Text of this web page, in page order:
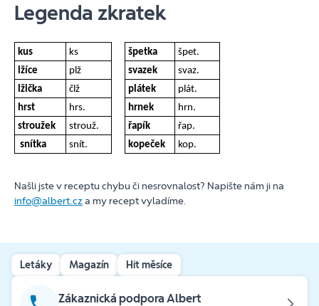
Legenda zkratek
kus ks špetka
špet.
lžíce
plž svazek
svaz.
lžička
člž plátek
plát.
hrst
hrs. hrnek
hrn.
stroužek
strouž. řapík
řap.
snítka
snít. kopeček kop.
Našli jste v receptu chybu či nesrovnalost? Napište nám ji na
info@albert.cza my recept vyladíme.
Letáky Magazín Hit měsíce
Zákaznická podpora Albert